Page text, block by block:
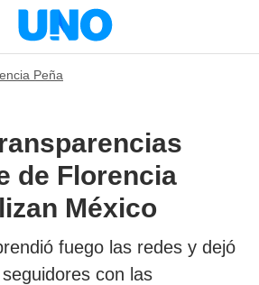
Peña
de Florencia
México
fuego las redes y dejó
con las